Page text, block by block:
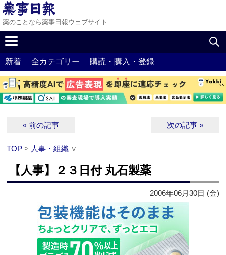
薬のことなら薬事日報ウェブサイト
新着 全カテゴリー 購読・購入・登録
« 前の記事 次の記事 »
TOP > 人事・組織 ∨
【人事】２３日付 丸石製薬
2006年06月30日 (金)